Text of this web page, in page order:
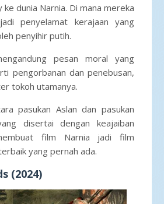
ke dunia Narnia. Di mana mereka
penyelamat kerajaan yang
penyihir putih.
pesan moral yang
pengorbanan dan penebusan,
tokoh utamanya.
pasukan Aslan dan pasukan
disertai dengan keajaiban
film Narnia jadi film
yang pernah ada.
(2024)